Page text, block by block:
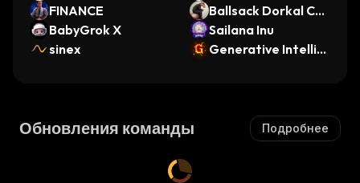
FINANCE
Ballsack Dorkal Coi
n
BabyGrok X
Sailana Inu
sinex
Generative Intellig
Обновления команды Подробнее